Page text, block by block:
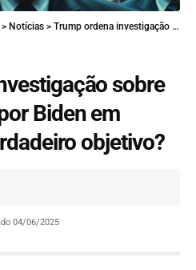
> Notícias > Trump ordena investigação sobre perdões dados por Biden em Brasil: qual o verdadeiro objetivo?
sobre
Biden em
objetivo?
04/06/2025